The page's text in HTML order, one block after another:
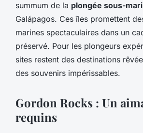
summum de la plongée sous-
Galápagos. Ces îles promettent
marines spectaculaires dans un
préservé. Pour les plongeurs
sites restent des destinations
des souvenirs impérissables.
Gordon Rocks : Un
requins